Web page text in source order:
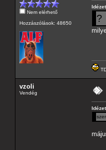
Nem elérhető
Hozzászólások: 48650
?
vzoli
Vendég